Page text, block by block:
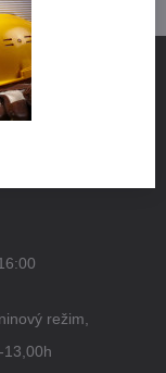
režim,
13,00h